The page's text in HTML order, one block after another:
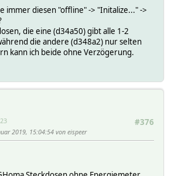
GHoma_d34a50 voltage: 230.79
GHoma_d34a50 current: 0.59
GHoma_d34a50 power: 112.1
GHoma_d34a50 maxpower: 136.17
GHoma_d34a50 cosphi: 0.82
GHoma_d34a50 frequency: 50
GHoma_d34a50 Initialize...
GHoma_d34a50 on
GHoma_d34a50 source: local
GHoma_d34a50 energy: 32.489
GHoma_d34a50 offline
GHoma_d34a50 Initialize...
GHoma_d34a50 on
immer diesen "offline" -> "Initalize..." ->
die eine (d34a50) gibt alle 1-2
die andere (d348a2) nur selten
kann ich beide ohne Verzögerung.
#376
2019, 15:04:54 von eispeer